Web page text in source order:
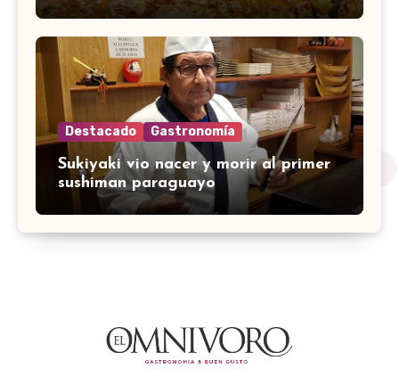
Destacado Gastronomía
Sukiyaki vio nacer y morir al primer
sushiman paraguayo